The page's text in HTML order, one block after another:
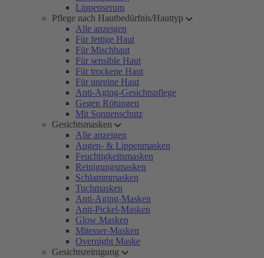
Lippenserum
Pflege nach Hautbedürfnis/Hauttyp
Alle anzeigen
Für fettige Haut
Für Mischhaut
Für sensible Haut
Für trockene Haut
Für unreine Haut
Anti-Aging-Gesichtspflege
Gegen Rötungen
Mit Sonnenschutz
Gesichtsmasken
Alle anzeigen
Augen- & Lippenmasken
Feuchtigkeitsmasken
Reinigungsmasken
Schlammmasken
Tuchmasken
Anti-Aging-Masken
Anti-Pickel-Masken
Glow Masken
Mitesser-Masken
Overnight Maske
Gesichtsreinigung